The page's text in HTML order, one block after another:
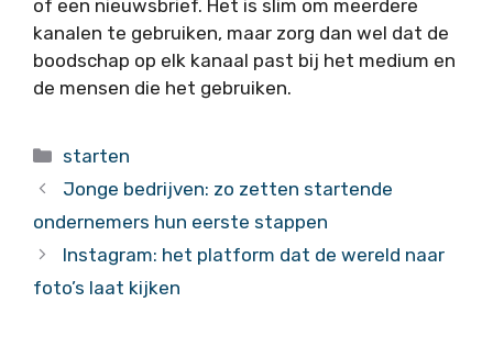
of een nieuwsbrief. Het is slim om meerdere
kanalen te gebruiken, maar zorg dan wel dat de
boodschap op elk kanaal past bij het medium en
de mensen die het gebruiken.
Categorieën
starten
Jonge bedrijven: zo zetten startende
ondernemers hun eerste stappen
Instagram: het platform dat de wereld naar
foto’s laat kijken